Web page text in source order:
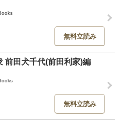
無料立読み
前田犬千代(前田利家)編
無料立読み